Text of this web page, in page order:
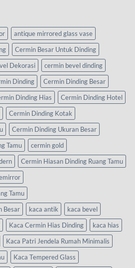
antique mirrored glass vase
Cermin Besar Untuk Dinding
Dekorasi
cermin bevel dinding
Dinding
Cermin Dinding Besar
Dinding Hias
Cermin Dinding Hotel
Cermin Dinding Kotak
Cermin Dinding Ukuran Besar
Tamu
cermin gold
Cermin Hiasan Dinding Ruang Tamu
Tamu
Besar
kaca antik
kaca bevel
Kaca Cermin Hias Dinding
kaca hias
Kaca Patri Jendela Rumah Minimalis
Kaca Tempered Glass